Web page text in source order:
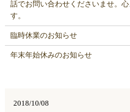
話でお問い合わせくださいませ。
す。
臨時休業のお知らせ
年末年始休みのお知らせ
2018/10/08